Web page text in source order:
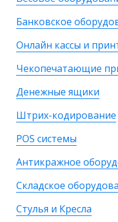
Банковское
Онлайн кассы и
Чекопечатающие
Денежные ящики
Штрих-кодирование
POS системы
Антикражное
Складское
Стулья и Кресла